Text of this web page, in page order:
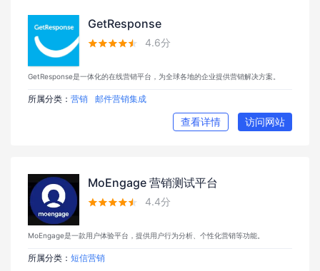
GetResponse
 4.6分
GetResponse是一体化的在线营销平台，为全球各地的企业提供营销解决方案。
所属分类： 营销 邮件营销集成
查看详情 访问网站
MoEngage 营销测试平台
 4.4分
MoEngage是一款用户体验平台，提供用户行为分析、个性化营销等功能。
所属分类： 短信营销